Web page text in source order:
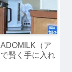
（ア
賢く手に入れ